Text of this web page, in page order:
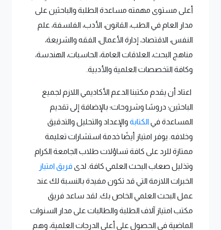
أعلى مستوى مهمته مساعدة الطلبة والباحثين على
مدار العام في الطب، القانون، الأدب، الفلسفة، علم
النفس، الاقتصاد، إدارة الأعمال، الفقه والشريعة،
مناهج البحث، العلاقات العامة، الحاسبات، الهندسة،
وكافة التخصصات العلمية والأدبية.
اعتاد أن يقدم مكتبنا الدعم الأكاديمي اللازم لجميع
الباحثين؛ دروسًا وشروحات؛ بالإضافة إلى تقديم
المساعدة فيالكتابة والإعداد والتحليل والتدقيق
وخلافه. يوفر امتياز أيضًا خدمة استشارات تعليمة
ممتازة للرد على كافة تساؤلات طلاب الجامعة الكرام
وتذليل صعاب البحث العلمي كافة. لدى فريق امتياز
الخبرات اللازمة التي قد تكون مفيدة بالنسبة لك عند
عمل البحث العلمي الخاص بك. لقد ساعد فريق
مكتب امتياز آلاف الطلبة والطالبات على مدار السنوات
الماضية في الحصول على أعلى الدرجات العلمية، وهم